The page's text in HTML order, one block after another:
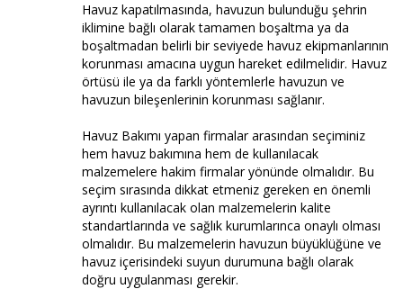
Havuz kapatılmasında, havuzun bulunduğu şehrin
iklimine bağlı olarak tamamen boşaltma ya da
boşaltmadan belirli bir seviyede havuz ekipmanlarının
korunması amacına uygun hareket edilmelidir. Havuz
örtüsü ile ya da farklı yöntemlerle havuzun ve
havuzun bileşenlerinin korunması sağlanır.
Havuz Bakımı yapan firmalar arasından seçiminiz
hem havuz bakımına hem de kullanılacak
malzemelere hakim firmalar yönünde olmalıdır. Bu
seçim sırasında dikkat etmeniz gereken en önemli
ayrıntı kullanılacak olan malzemelerin kalite
standartlarında ve sağlık kurumlarınca onaylı olması
olmalıdır. Bu malzemelerin havuzun büyüklüğüne ve
havuz içerisindeki suyun durumuna bağlı olarak
doğru uygulanması gerekir.